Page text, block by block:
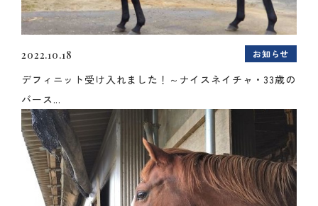
2022.10.18 お知らせ
デフィニット受け入れました！～ナイスネイチャ・33歳の
バース...